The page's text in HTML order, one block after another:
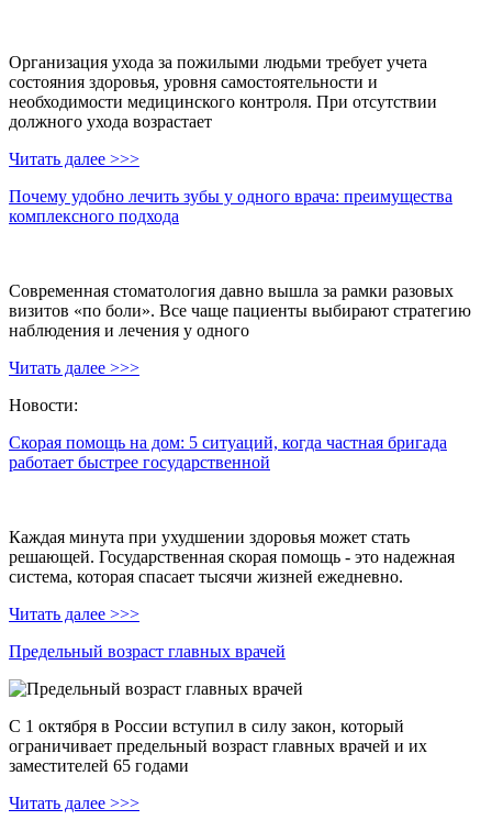
Организация ухода за пожилыми людьми требует учета
состояния здоровья, уровня самостоятельности и
необходимости медицинского контроля. При отсутствии
должного ухода возрастает
Читать далее >>>
Почему удобно лечить зубы у одного врача: преимущества
комплексного подхода
Современная стоматология давно вышла за рамки разовых
визитов «по боли». Все чаще пациенты выбирают стратегию
наблюдения и лечения у одного
Читать далее >>>
Новости:
Скорая помощь на дом: 5 ситуаций, когда частная бригада
работает быстрее государственной
Каждая минута при ухудшении здоровья может стать
решающей. Государственная скорая помощь - это надежная
система, которая спасает тысячи жизней ежедневно.
Читать далее >>>
Предельный возраст главных врачей
С 1 октября в России вступил в силу закон, который
ограничивает предельный возраст главных врачей и их
заместителей 65 годами
Читать далее >>>